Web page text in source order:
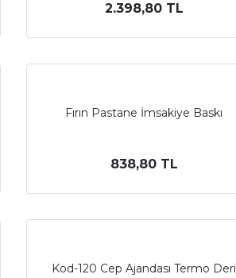
2.398,80 TL
Fırın Pastane İmsakiye Baskı
838,80 TL
Kod-120 Cep Ajandası Termo Deri